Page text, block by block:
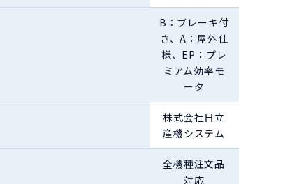
B：ブレーキ付
き、A：屋外仕
様、EP：プレ
ミアム効率モ
ータ
株式会社日立
産機システム
全機種注文品
対応